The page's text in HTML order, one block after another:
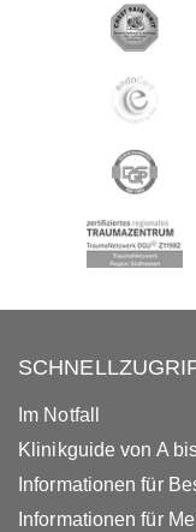
Im Notfall
Klinikguide von A
Informationen für
Informationen für